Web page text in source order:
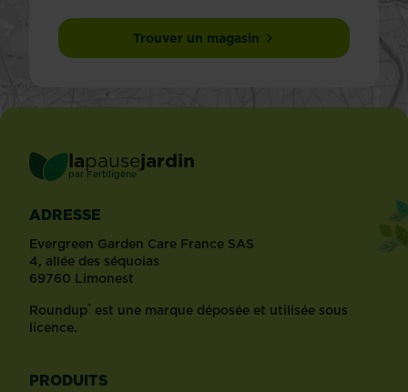
Trouver un magasin
lapausejardin
par Fertiligène ®
ADRESSE
Evergreen Garden Care France SAS
4, allée des séquoias
69760 Limonest
Roundup® est une marque déposée et utilisée sous
licence.
PRODUITS